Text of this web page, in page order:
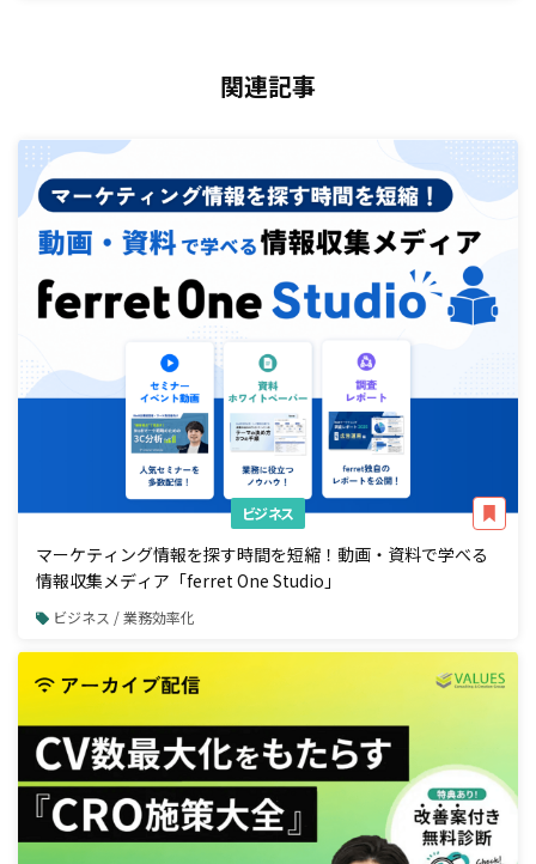
関連記事
ビジネス
マーケティング情報を探す時間を短縮！動画・資料で学べる
情報収集メディア「ferret One Studio」
ビジネス / 業務効率化